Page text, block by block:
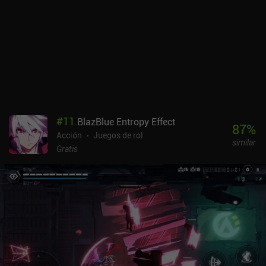
que pagar o esperar una hora. Afortunadamente, cada carrera es
bastante larga, lo que significa que el juego se puede jugar
fácilmente durante largos períodos de tiempo a pesar del sistema
#11 BlazBlue Entropy Effect
Acción
Juegos de rol
Gratis
87%
similar